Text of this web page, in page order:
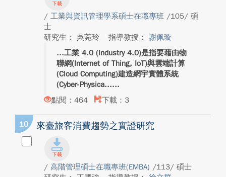
/ 工業與資訊管理學系碩士在職專班 /105/ 碩
士
研究生： 吳菀玲
指導教授： 謝佩璇
工業 4.0 (Industry 4.0)是指要藉由物
聯網(Internet of Thing, IoT)與雲端計算
(Cloud Computing)建造網宇實體系統
(Cyber-Physica...
點閱：464
下載：3
10 來臺旅客消費趨勢之實證研究
/ 高階管理碩士在職專班(EMBA) /113/ 碩士